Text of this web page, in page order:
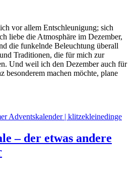
vor allem Entschleunigung; sich
liebe die Atmosphäre im Dezember,
die funkelnde Beleuchtung überall
Traditionen, die für mich zur
Und weil ich den Dezember auch für
besonderem machen möchte, plane
– der etwas andere